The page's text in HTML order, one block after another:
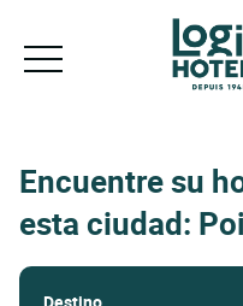
Encuentre su
esta ciudad: